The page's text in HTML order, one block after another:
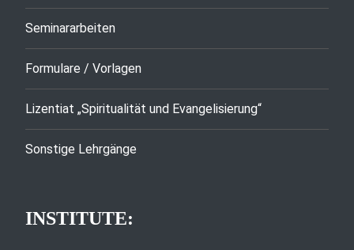
Seminararbeiten
Formulare / Vorlagen
Lizentiat „Spiritualität und Evangelisierung“
Sonstige Lehrgänge
INSTITUTE: